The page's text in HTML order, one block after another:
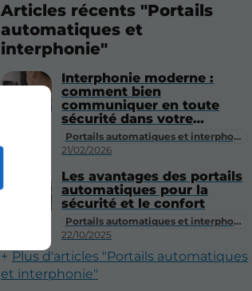
Articles récents "Portails
automatiques et
interphonie"
Portails automatiques et interphonie
21/02/2026
Interphonie moderne :
comment bien
communiquer en toute
sécurité dans votre
résidence ?
Portails automatiques et interphonie
22/10/2025
Les avantages des portails
automatiques pour la
sécurité et le confort
Plus d'articles "Portails automatiques
et interphonie"